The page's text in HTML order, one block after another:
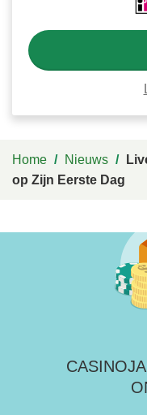
Home / Nieuws /
op Zijn Eerste Dag